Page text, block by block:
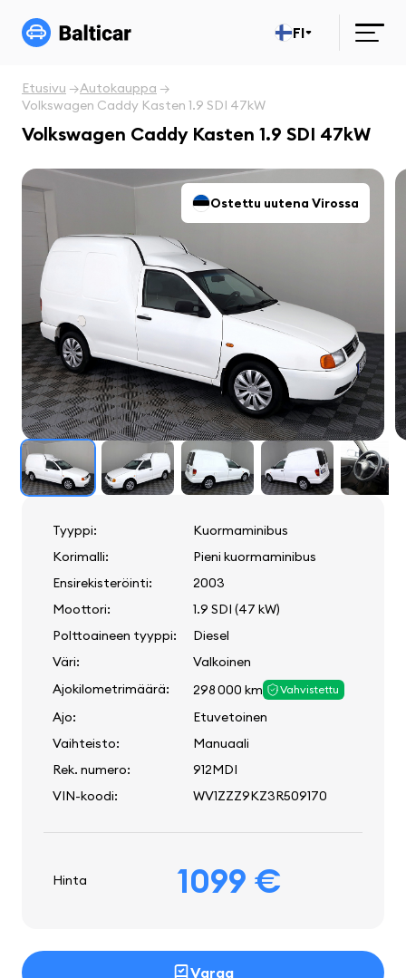
FI
Etusivu
Autokauppa
Volkswagen Caddy Kasten 1.9 SDI 47kW
Volkswagen Caddy Kasten 1.9 SDI 47kW
Tyyppi:
Kuormaminibus
Korimalli:
Pieni kuormaminibus
Ensirekisteröinti:
2003
Moottori:
1.9 SDI (47 kW)
Polttoaineen tyyppi:
Diesel
Väri:
Valkoinen
Ajokilometrimäärä:
298 000 km Vahvistettu
Ajo:
Etuvetoinen
Vaihteisto:
Manuaali
Rek. numero:
912MDI
VIN-koodi:
WV1ZZZ9KZ3R509170
Hinta 1099 €
Ostettu uutena Virossa
Varaa